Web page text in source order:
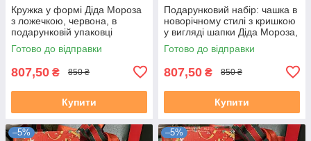
Кружка у формі Діда Мороза
з ложечкою, червона, в
подарунковій упаковці
Готово до відправки
807,50 ₴ 850 ₴
Купити
Подарунковий набір: чашка в
новорічному стилі з кришкою
у вигляді шапки Діда Мороза,
червона, з ложечкою
Готово до відправки
807,50 ₴ 850 ₴
Купити
–5% –5%